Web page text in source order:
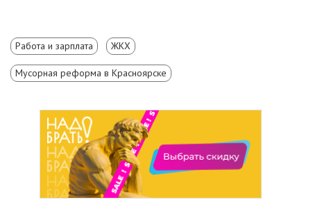
Работа и зарплата ЖКХ
Мусорная реформа в Красноярске